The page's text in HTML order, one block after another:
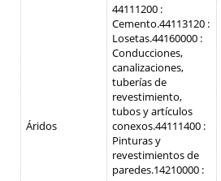
Áridos
44111200 :
Cemento.44113120 :
Losetas.44160000 :
Conducciones,
canalizaciones,
tuberías de
revestimiento,
tubos y artículos
conexos.44111400 :
Pinturas y
revestimientos de
paredes.14210000 :